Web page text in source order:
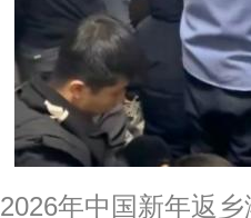
2026年中国新年返